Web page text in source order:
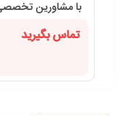
با مشاورین تخصصی
تماس بگیرید